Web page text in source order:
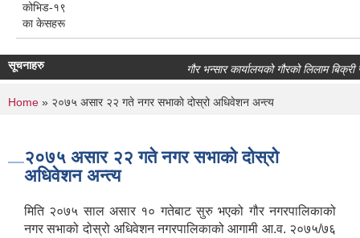
कोभिड-१९
का केसहरू
सूचनाहरु गौर भन्सार कार्यालयको गौरको लिलाम बिक्री
You are here
Home » २०७५ असार २२ गते नगर सभाकाे दोस्रो अधिवेशन अन्त्य
२०७५ असार २२ गते नगर सभाकाे दोस्रो
अधिवेशन अन्त्य
मिति २०७५ साल असार १० गतेबाट सुरु भएको गौर नगरपालिकाको
नगर सभाको दोस्रो अधिवेशन नगरपालिकाको आगामी आ.व. २०७५/७६